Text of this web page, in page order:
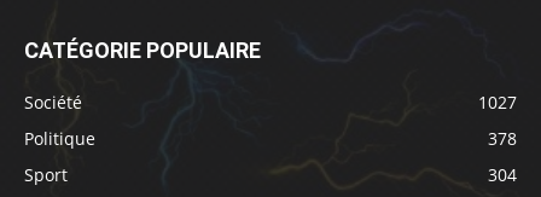
CATÉGORIE POPULAIRE
Société
1027
Politique
378
Sport
304